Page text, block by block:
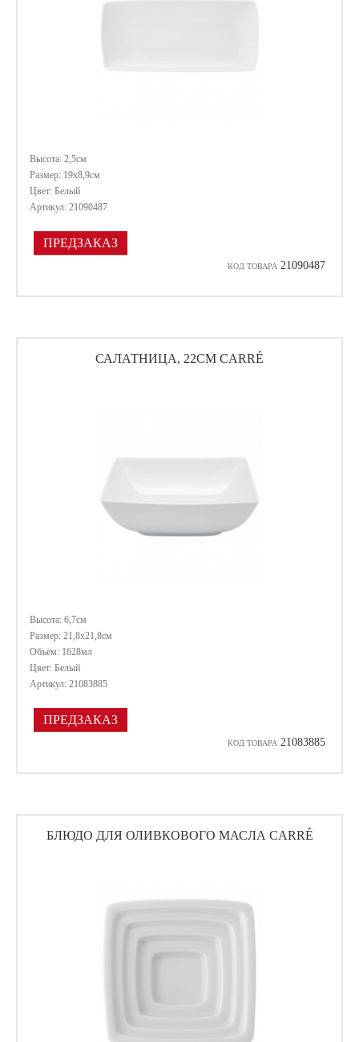
Высота: 2,5см
Размер: 19х8,9см
Цвет: Белый
Артикул: 21090487
ПРЕДЗАКАЗ
КОД ТОВАРА 21090487
САЛАТНИЦА, 22СМ CARRÉ
Высота: 6,7см
Размер: 21,8х21,8см
Объём: 1628мл
Цвет: Белый
Артикул: 21083885
ПРЕДЗАКАЗ
КОД ТОВАРА 21083885
БЛЮДО ДЛЯ ОЛИВКОВОГО МАСЛА CARRÉ